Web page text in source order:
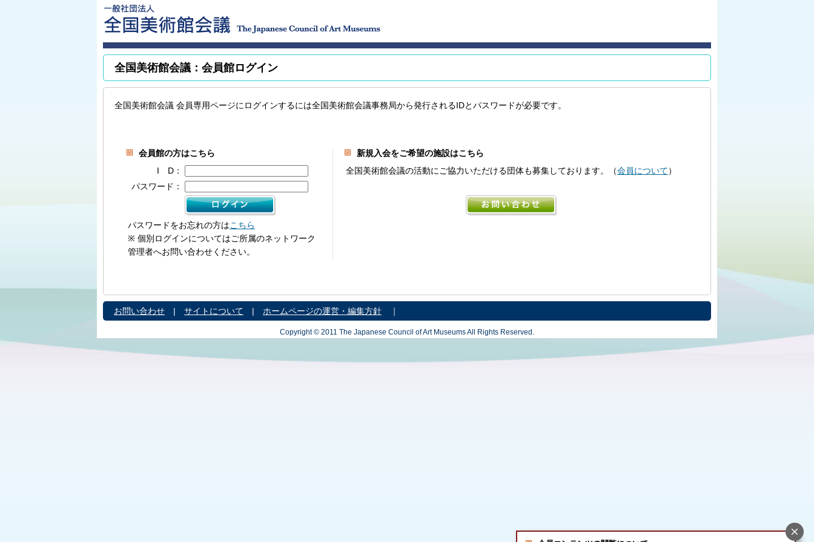
全国美術館会議：会員館ログイン
全国美術館会議 会員専用ページにログインするには全国美術館会議事務局から発行されるIDとパスワードが必要です。
会員館の方はこちら
I D：
パスワード：
パスワードをお忘れの方はこちら
※ 個別ログインについてはご所属のネットワーク
管理者へお問い合わせください。
新規入会をご希望の施設はこちら
全国美術館会議の活動にご協力いただける団体も募集しております。（会員について）
お問い合わせ | サイトについて | ホームページの運営・編集方針 ｜
Copyright © 2011 The Japanese Council of Art Museums All Rights Reserved.